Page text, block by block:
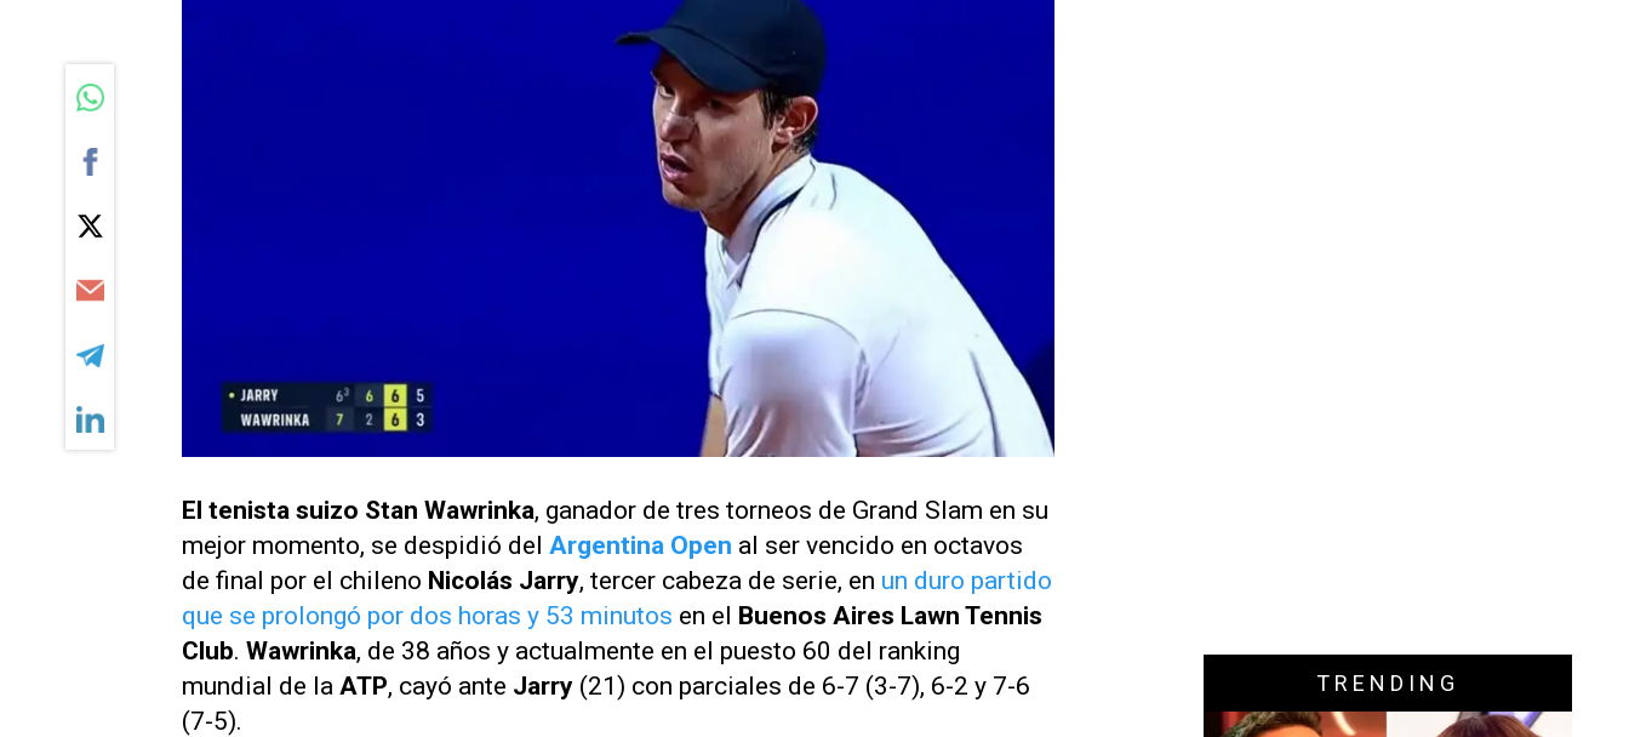
El tenista suizo Stan Wawrinka, ganador de tres torneos de Grand Slam en su
mejor momento, se despidió del Argentina Open al ser vencido en octavos
de final por el chileno Nicolás Jarry, tercer cabeza de serie, en un duro partido
que se prolongó por dos horas y 53 minutos en el Buenos Aires Lawn Tennis
Club. Wawrinka, de 38 años y actualmente en el puesto 60 del ranking
mundial de la ATP, cayó ante Jarry (21) con parciales de 6-7 (3-7), 6-2 y 7-6
(7-5).
TRENDING